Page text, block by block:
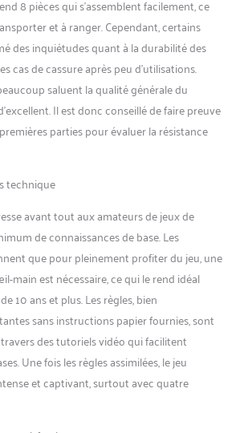
transport, un filet pliable, 4
raquettes de pickleball et 2
balles de pickleball. Parfait
pour les jeux de famille, cet
ensemble est un excellent
cadeau de Noël ou
d'anniversaire. Un jeu
prenant : faites équipe et
balle par dessus le filet. Un
amusant qui réunit à 2 à 4
joueurs ; marquez, rivalisez
et dirigez-vous vers la
victoire. À propos de
l'inventeur : Joe Bingham est
le cerveau derrière
PaddleSmash. Ingénieur
structurel et père de 7
enfants, Joe a conçu
PaddleSmash pour favoriser
les liens entre la famille et les
8 pièces qui s’assemblent facilement, ce
et à ranger. Cependant, certains
des inquiétudes quant à la durabilité des
cas de cassure après peu d’utilisations.
saluent la qualité générale du
Il est donc conseillé de faire preuve
parties pour évaluer la résistance
technique
avant tout aux amateurs de jeux de
de connaissances de base. Les
que pour pleinement profiter du jeu, une
main est nécessaire, ce qui le rend idéal
10 ans et plus. Les règles, bien
sans instructions papier fournies, sont
des tutoriels vidéo qui facilitent
Une fois les règles assimilées, le jeu
et captivant, surtout avec quatre